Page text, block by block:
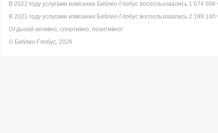
В 2022 году услугами компании Библио-Глобус воспользовались 1 674 506
В 2021 году услугами компании Библио-Глобус воспользовались 2 199 140
Отдыхай активно, спортивно, позитивно!
© Библио-Глобус, 2026